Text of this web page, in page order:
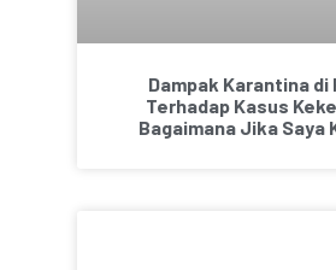
Dampak Karantina di
Terhadap Kasus
Bagaimana Jika Saya